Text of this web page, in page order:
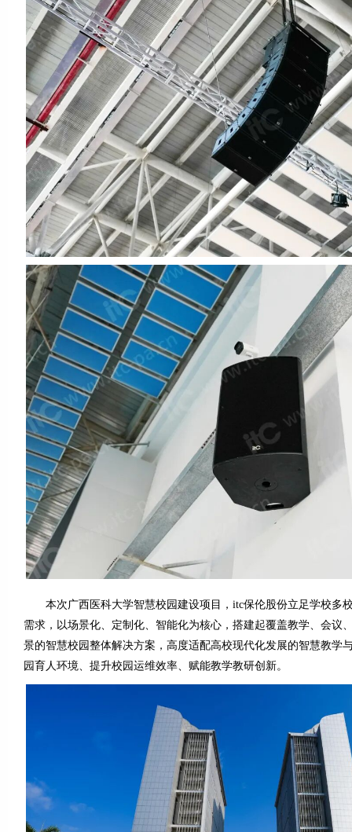
本次广西医科大学智慧校园建设项目，itc保伦股份立足学校多
需求，以场景化、定制化、智能化为核心，搭建起覆盖教学、会议
景的智慧校园整体解决方案，高度适配高校现代化发展的智慧教学
园育人环境、提升校园运维效率、赋能教学教研创新。